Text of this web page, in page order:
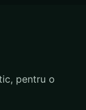
pentru o